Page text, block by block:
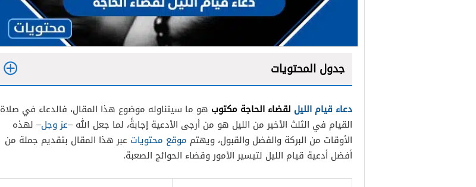
جدول المحتويات
دعاء قيام الليل لقضاء الحاجة مكتوب هو ما سيتناوله موضوع هذا المقال، فالدعاء في صلاة
القيام في الثلث الأخير من الليل هو من أرجى الأدعية إجابةً، لما جعل الله –عز وجل– لهذه
الأوقات من البركة والفضل والقبول، ويهتم موقع محتويات عبر هذا المقال بتقديم جملة من
أفضل أدعية قيام الليل لتيسير الأمور وقضاء الحوائج الصعبة.